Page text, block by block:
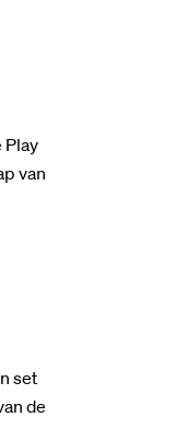
Play
van
set
de